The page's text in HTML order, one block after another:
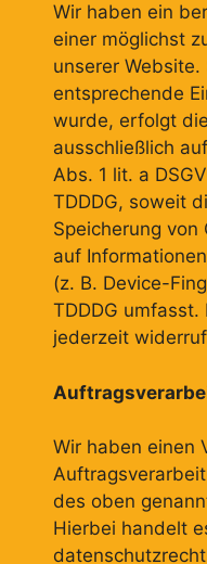
Wir haben ein
einer möglichst
unserer Website.
entsprechende
wurde, erfolgt
ausschließlich
Abs. 1 lit. a
TDDDG, soweit
Speicherung
auf
(z. B. Device-
TDDDG umfasst.
jederzeit
Wir haben einen
des oben
Hierbei handelt